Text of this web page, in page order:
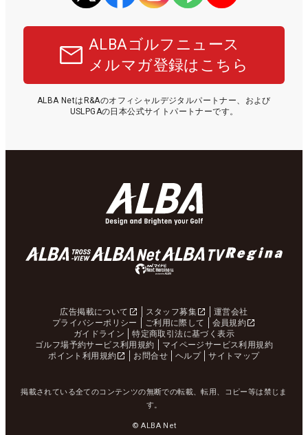
ALBAゴルフニュース
メルマガ登録はこちら
ALBA NetはR&Aのオフィシャルデジタルパートナー、および
USLPGAの日本公式サイトパートナーです。
広告掲載について スタッフ募集
運営会社
プライバシーポリシー
ご利用に際して
会員規約
ガイドライン
特定商取引法に基づく表示
ゴルフ場予約サービス利用規約
マイページサービス利用規約
ポイント利用規約
お問合せ ヘルプ サイトマップ
掲載されている全てのコンテンツの無断での転載、転用、コピー等は禁じま
す。
© ALBA Net